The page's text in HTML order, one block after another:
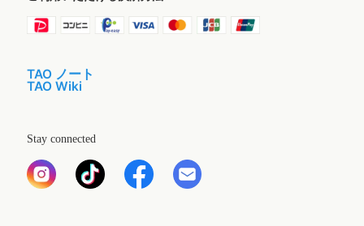
TAO ノート
TAO Wiki
Stay connected